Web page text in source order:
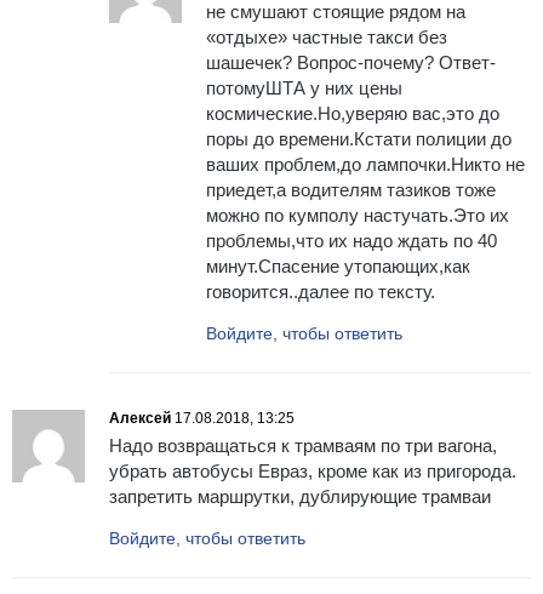
не смушают стоящие рядом на
«отдыхе» частные такси без
шашечек? Вопрос-почему? Ответ-
потомуШТА у них цены
космические.Но,уверяю вас,это до
поры до времени.Кстати полиции до
ваших проблем,до лампочки.Никто не
приедет,а водителям тазиков тоже
можно по кумполу настучать.Это их
проблемы,что их надо ждать по 40
минут.Спасение утопающих,как
говорится..далее по тексту.
Войдите, чтобы ответить
Алексей 17.08.2018, 13:25
Надо возвращаться к трамваям по три вагона,
убрать автобусы Евраз, кроме как из пригорода.
запретить маршрутки, дублирующие трамваи
Войдите, чтобы ответить